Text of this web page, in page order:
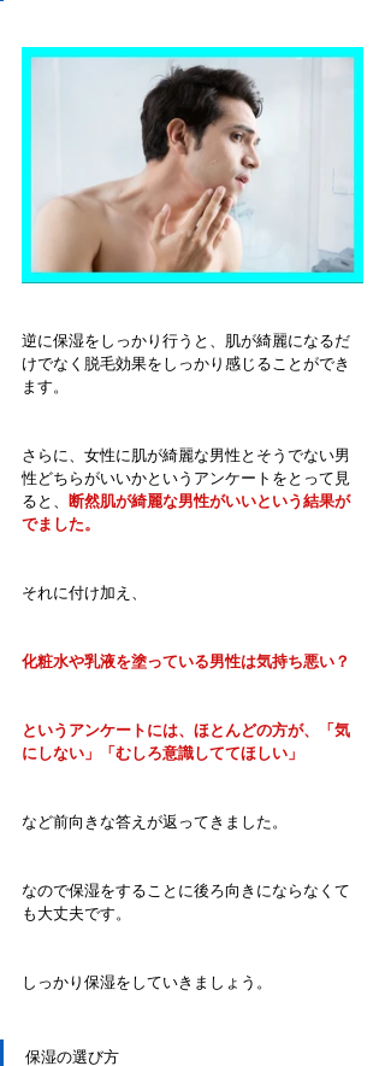
逆に保湿をしっかり行うと、肌が綺麗になるだ
けでなく脱毛効果をしっかり感じることができ
ます。
さらに、女性に肌が綺麗な男性とそうでない男
性どちらがいいかというアンケートをとって見
ると、
断然肌が綺麗な男性がいいという結果が
でました。
それに付け加え、
化粧水や乳液を塗っている男性は気持ち悪い？
というアンケートには、ほとんどの方が、「気
にしない」「むしろ意識しててほしい」
など前向きな答えが返ってきました。
なので保湿をすることに後ろ向きにならなくて
も大丈夫です。
しっかり保湿をしていきましょう。
保湿の選び方